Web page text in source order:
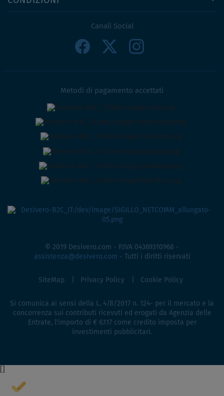
Canali Social
Metodi di pagamento accettati
© 2019 Desivero.com - P.IVA 04369310968 -
assistenza@desivero.com - Tutti i diritti riservati
SiteMap Privacy Policy Cookie Policy
Si comunica ai sensi della L. 4/8/2017 n. 124- per il mercato e la
concorrenza sui contributi ricevuti ed erogati da Agenzia delle
Entrate, l'importo di € 6.117 come credito imposta per
investimenti pubblicitari.